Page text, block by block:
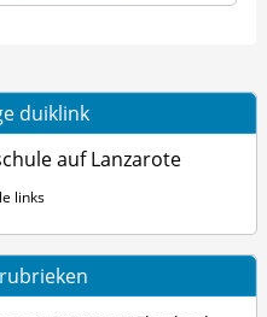
duiklink
auf Lanzarote
links